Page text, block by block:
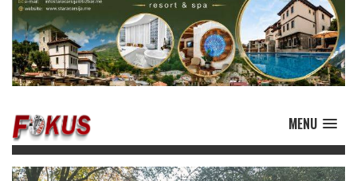
MENU